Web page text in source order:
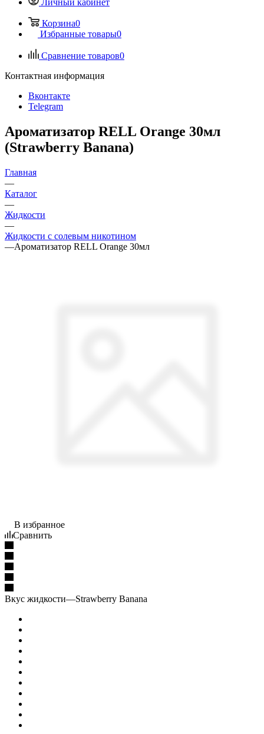
Личный кабинет
Корзина0
Избранные товары0
Сравнение товаров0
Контактная информация
Вконтакте
Telegram
Ароматизатор RELL Orange 30мл
(Strawberry Banana)
Главная
—
Каталог
—
Жидкости
—
Жидкости с солевым никотином
—Ароматизатор RELL Orange 30мл
В избранное
Сравнить
Вкус жидкости—Strawberry Banana